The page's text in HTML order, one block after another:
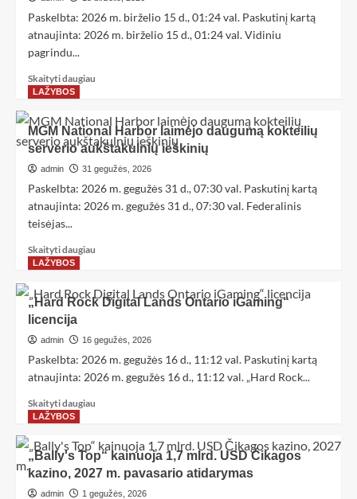
Paskelbta: 2026 m. birželio 15 d., 01:24 val. Paskutinį kartą
atnaujinta: 2026 m. birželio 15 d., 01:24 val. Vidiniu
pagrindu...
Skaityti daugiau
LAŽYBOS
MGM National Harbor laimėjo daugumą kokteilių
serverio aukštakulnių ieškinių
admin 31 gegužės, 2026
Paskelbta: 2026 m. gegužės 31 d., 07:30 val. Paskutinį kartą
atnaujinta: 2026 m. gegužės 31 d., 07:30 val. Federalinis
teisėjas...
Skaityti daugiau
LAŽYBOS
„Hard Rock Digital Lands Ontario iGaming“
licencija
admin 16 gegužės, 2026
Paskelbta: 2026 m. gegužės 16 d., 11:12 val. Paskutinį kartą
atnaujinta: 2026 m. gegužės 16 d., 11:12 val. „Hard Rock...
Skaityti daugiau
LAŽYBOS
„Bally's Top“ kainuoja 1,7 mlrd. USD Čikagos
kazino, 2027 m. pavasario atidarymas
admin 1 gegužės, 2026